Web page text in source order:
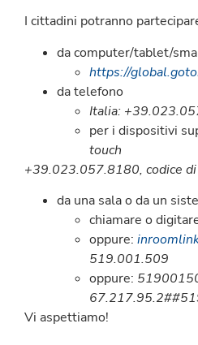
I cittadini potranno
da computer/tablet/
https://
da telefono
Italia:
per i dispositivi
touch
+39.023.057.8180, codice
da una sala o da un
chiamare o
oppure:
519.001.509
oppure:
Vi aspettiamo!